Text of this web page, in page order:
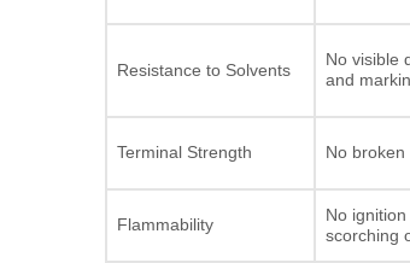
Resistance to Solvents
No visible
and
Terminal Strength No broken
Flammability
No
scorching